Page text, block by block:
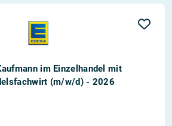
im Einzelhandel mit
(m/w/d) - 2026